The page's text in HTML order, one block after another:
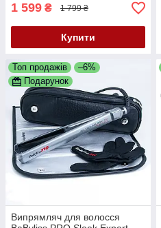
1 599 ₴ 1 799 ₴
Купити
Топ продажів
–6%
Подарунок
Випрямляч для волосся